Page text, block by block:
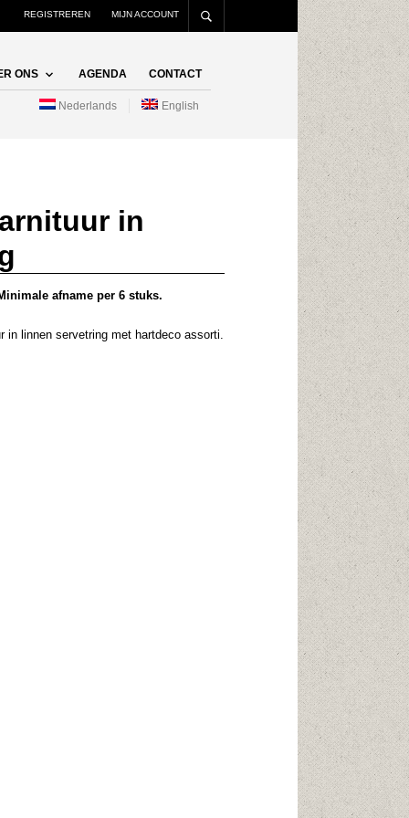
REGISTREREN MIJN ACCOUNT
ONS AGENDA CONTACT
Nederlands English
in
afname per 6 stuks.
in linnen servetring met hartdeco assorti.